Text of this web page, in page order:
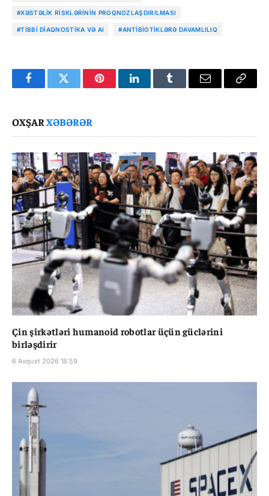
#XƏSTƏLIK RISKLƏRININ PROQNOZLAŞDIRILMASI
#TIBBI DIAQNOSTIKA VƏ AI #ANTIBIOTIKLƏRƏ DAVAMLILIQ
FacebookTwitter PinterestLinkedInTumblr Email
Copy
OXŞARXƏBƏRƏR
Çin şirkətləri humanoid robotlar üçün güclərini
birləşdirir
6 Avqust 2026 18:59